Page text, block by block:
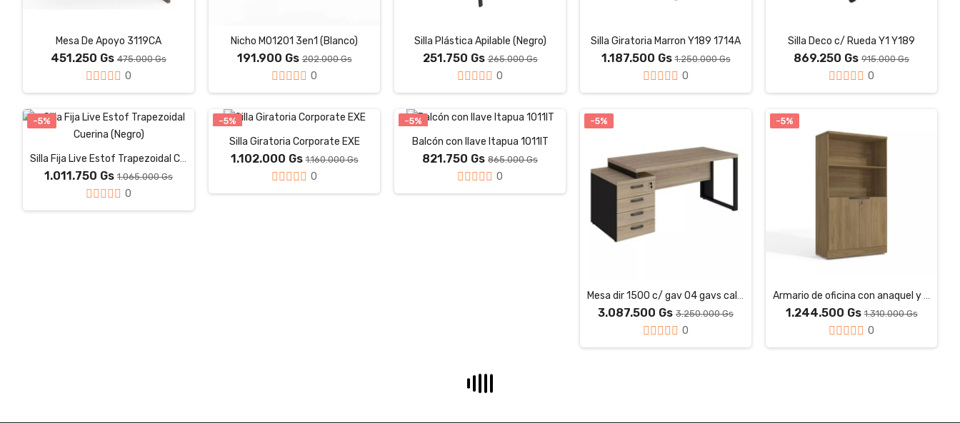
Mesa De Apoyo 3119CA
451.250 Gs 475.000 Gs
0
Nicho M01201 3en1 (Blanco)
191.900 Gs202.000 Gs
0
Silla Plástica Apilable (Negro)
251.750 Gs265.000 Gs
0
Silla Giratoria Marron Y189 1714A
1.187.500 Gs1.250.000 Gs
0
Silla Deco c/ Rueda Y1 Y189
869.250 Gs 915.000 Gs
0
-5%
Silla Fija Live Estof Trapezoidal Cuerina (Negro)
1.011.750 Gs 1.065.000 Gs
0
-5%
Silla Giratoria Corporate EXE
1.102.000 Gs1.160.000 Gs
0
-5%
Balcón con llave Itapua 1011IT
821.750 Gs 865.000 Gs
0
-5%
Mesa dir 1500 c/ gav 04 gavs cal /pre Sat15742915
3.087.500 Gs 3.250.000 Gs
0
-5%
Armario de oficina con anaquel y llave 1012AIT
1.244.500 Gs1.310.000 Gs
0